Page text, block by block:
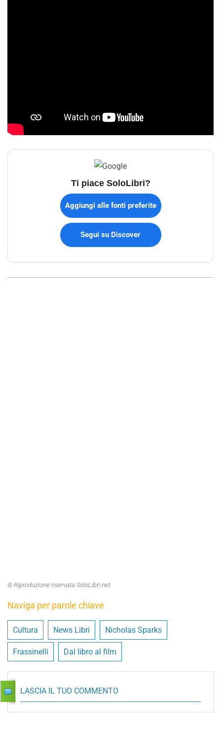
Ti piace SoloLibri?
Aggiungi alle fonti preferite
Segui su Discover
© Riproduzione riservata SoloLibri.net
Naviga per parole chiave
Cultura News Libri Nicholas Sparks
Frassinelli Dal libro al film
LASCIA IL TUO COMMENTO